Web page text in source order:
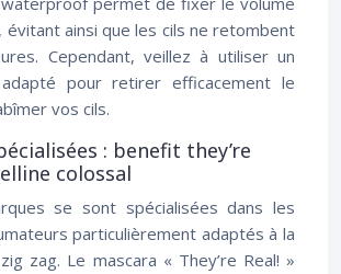
ainsi que les cils ne retombent
Cependant, veillez à utiliser un
adapté pour retirer efficacement le
vos cils.
: benefit they’re
colossal
se sont spécialisées dans les
particulièrement adaptés à la
zag. Le mascara « They’re Real! »